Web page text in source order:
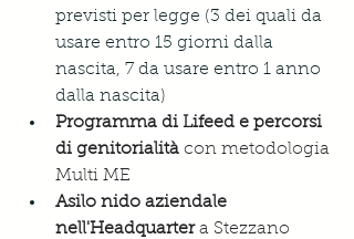
previsti per legge (3 dei quali da
usare entro 15 giorni dalla
nascita, 7 da usare entro 1 anno
dalla nascita)
Programma di Lifeed e percorsi
di genitorialità con metodologia
Multi ME
Asilo nido aziendale
nell'Headquarter a Stezzano